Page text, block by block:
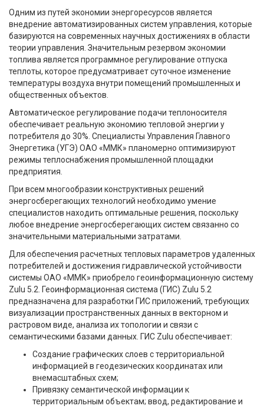
Одним из путей экономии энергоресурсов является
внедрение автоматизированных систем управления, которые
базируются на современных научных достижениях в области
теории управления. Значительным резервом экономии
топлива является программное регулирование отпуска
теплоты, которое предусматривает суточное изменение
температуры воздуха внутри помещений промышленных и
общественных объектов.
Автоматическое регулирование подачи теплоносителя
обеспечивает реальную экономию тепловой энергии у
потребителя до 30%. Специалисты Управления Главного
Энергетика (УГЭ) ОАО «ММК» планомерно оптимизируют
режимы теплоснабжения промышленной площадки
предприятия.
При всем многообразии конструктивных решений
энергосберегающих технологий необходимо умение
специалистов находить оптимальные решения, поскольку
любое внедрение энергосберегающих систем связанно со
значительными материальными затратами.
Для обеспечения расчетных тепловых параметров удаленных
потребителей и достижения гидравлической устойчивости
системы ОАО «ММК» приобрело геоинформационную систему
Zulu 5.2. Геоинформационная система (ГИС) Zulu 5.2
предназначена для разработки ГИС приложений, требующих
визуализации пространственных данных в векторном и
растровом виде, анализа их топологии и связи с
семантическими базами данных. ГИС Zulu обеспечивает:
Создание графических слоев с территориальной
информацией в геодезических координатах или
внемасштабных схем;
Привязку семантической информации к
территориальным объектам; ввод, редактирование и